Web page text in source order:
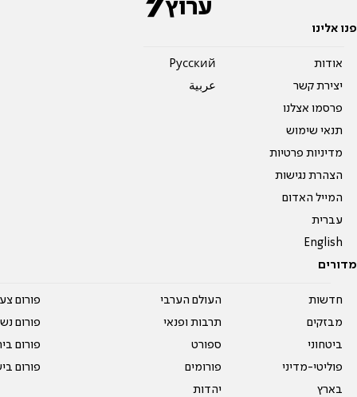
פנו אלינו
אודות
יצירת קשר
פרסמו אצלנו
תנאי שימוש
מדיניות פרטיות
הצהרת נגישות
המייל האדום
עברית
English
Pусский
عربية
מדורים
חדשות
מבזקים
ביטחוני
פוליטי-מדיני
בארץ
העולם הערבי
תרבות ופנאי
ספורט
פורומים
יהדות
פורום
פורום
פורום
פורום